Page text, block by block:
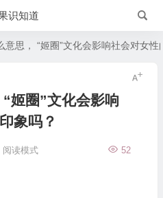
识知道
意思， “姬圈”文化会影响社会对女
姬圈”文化会影响
象吗？
52
阅读模式